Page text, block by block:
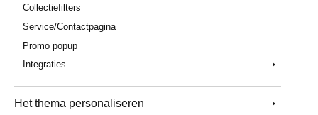
Collectiefilters
Service/Contactpagina
Promo popup
Integraties
Het thema personaliseren